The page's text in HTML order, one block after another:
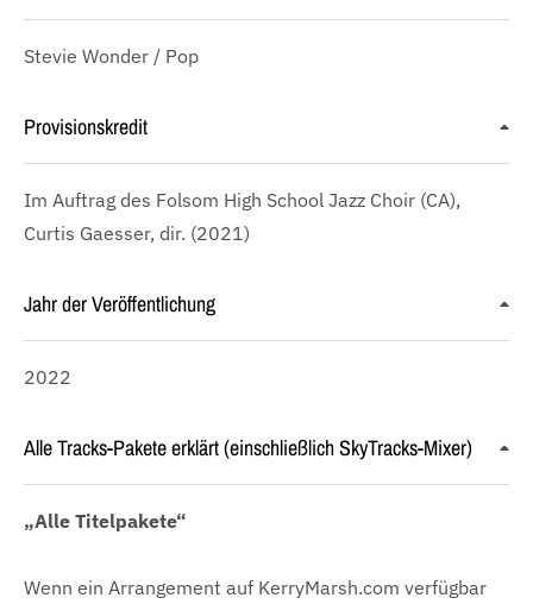
Stevie Wonder / Pop
Provisionskredit
Im Auftrag des Folsom High School Jazz Choir (CA),
Curtis Gaesser, dir. (2021)
Jahr der Veröffentlichung
2022
Alle Tracks-Pakete erklärt (einschließlich SkyTracks-Mixer)
„Alle Titelpakete“
Wenn ein Arrangement auf KerryMarsh.com verfügbar